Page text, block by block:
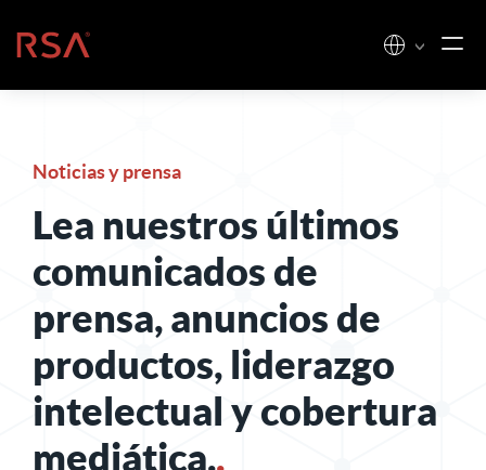
Inicio
Noticias y prensa
Lea nuestros últimos
comunicados de
prensa, anuncios de
productos, liderazgo
intelectual y cobertura
mediática..